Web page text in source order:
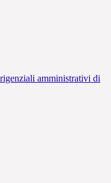
amministrativi di